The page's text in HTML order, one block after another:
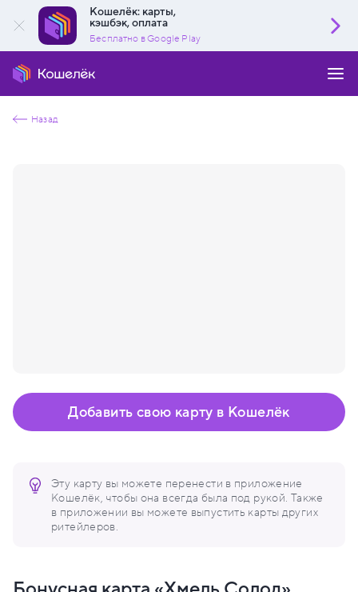
Кошелёк: карты,
кэшбэк, оплата
Бесплатно в Google Play
Назад
Эту карту вы можете перенести в приложение
Кошелёк, чтобы она всегда была под рукой. Также
в приложении вы можете выпустить карты других
ритейлеров.
Добавить свою карту в Кошелёк